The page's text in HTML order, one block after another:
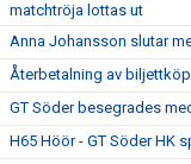
matchtröja lottas ut
Anna Johansson slutar
Återbetalning av
GT Söder besegrades
H65 Höör - GT Söder HK